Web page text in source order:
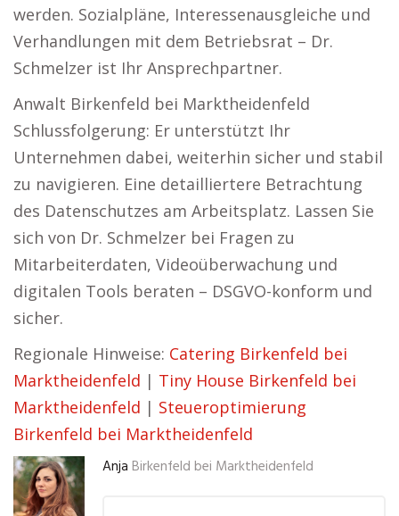
werden. Sozialpläne, Interessenausgleiche und
Verhandlungen mit dem Betriebsrat – Dr.
Schmelzer ist Ihr Ansprechpartner.
Anwalt Birkenfeld bei Marktheidenfeld
Schlussfolgerung: Er unterstützt Ihr
Unternehmen dabei, weiterhin sicher und stabil
zu navigieren. Eine detailliertere Betrachtung
des Datenschutzes am Arbeitsplatz. Lassen Sie
sich von Dr. Schmelzer bei Fragen zu
Mitarbeiterdaten, Videoüberwachung und
digitalen Tools beraten – DSGVO-konform und
sicher.
Regionale Hinweise: Catering Birkenfeld bei
Marktheidenfeld | Tiny House Birkenfeld bei
Marktheidenfeld | Steueroptimierung
Birkenfeld bei Marktheidenfeld
Anja Birkenfeld bei Marktheidenfeld